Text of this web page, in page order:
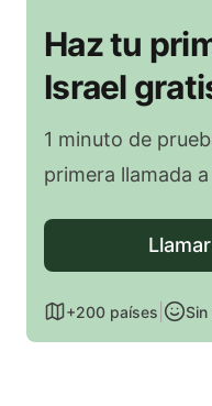
Haz tu
Israel
1 minuto de
primera llamada
+200 países